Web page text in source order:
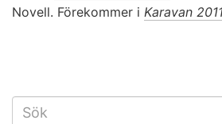
Novell. Förekommer i Karavan
SÖKFORMULÄR